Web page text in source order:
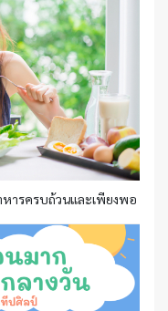
หารครบถ้วนและเพียงพอ